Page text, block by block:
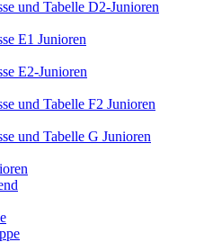
und Tabelle D2-Junioren
E1 Junioren
E2-Junioren
und Tabelle F2 Junioren
und Tabelle G Junioren